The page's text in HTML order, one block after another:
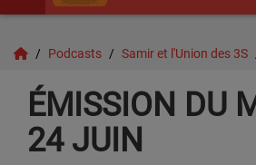
Podcasts Samir et l'Union des 3S
ÉMISSION DU
24 JUIN